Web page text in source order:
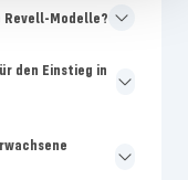
Modelle?
den Einstieg in